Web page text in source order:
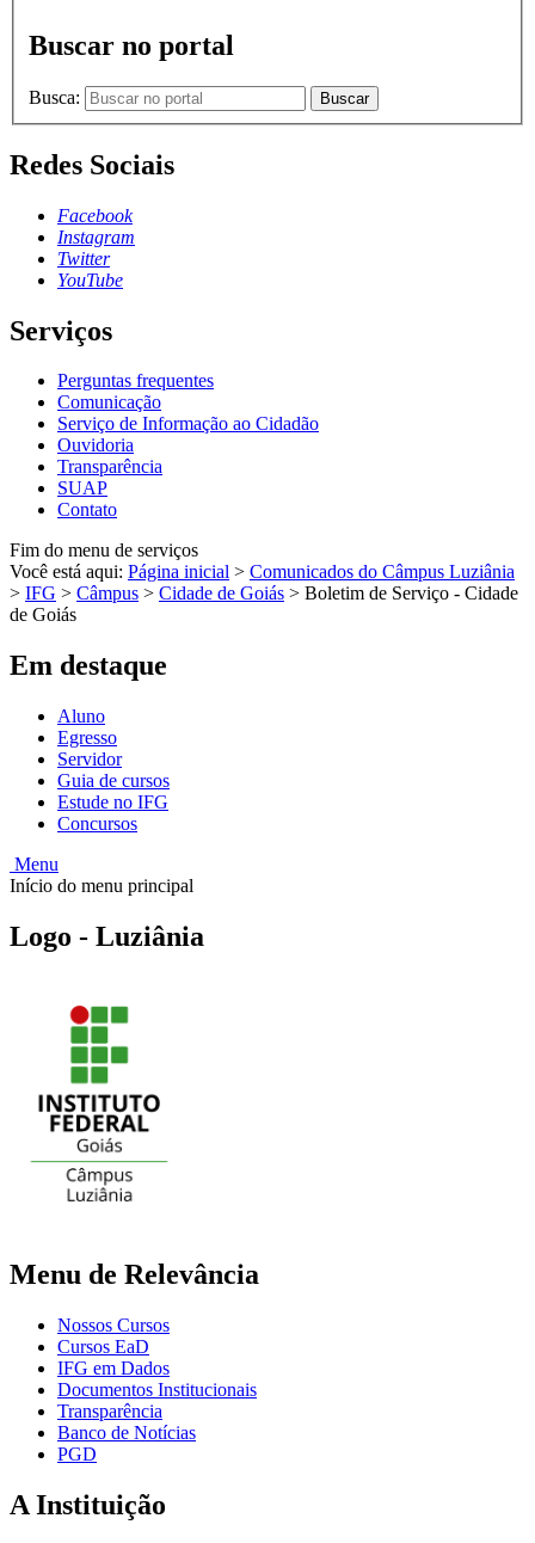
Buscar no portal
Busca: Buscar
Redes Sociais
Facebook
Instagram
Twitter
YouTube
Serviços
Perguntas frequentes
Comunicação
Serviço de Informação ao Cidadão
Ouvidoria
Transparência
SUAP
Contato
Fim do menu de serviços
Você está aqui: Página inicial > Comunicados do Câmpus Luziânia
> IFG > Câmpus > Cidade de Goiás > Boletim de Serviço - Cidade
de Goiás
Em destaque
Aluno
Egresso
Servidor
Guia de cursos
Estude no IFG
Concursos
Menu
Início do menu principal
Logo - Luziânia
Menu de Relevância
Nossos Cursos
Cursos EaD
IFG em Dados
Documentos Institucionais
Transparência
Banco de Notícias
PGD
A Instituição